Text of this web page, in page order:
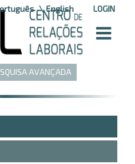
LOGIN
English
AVANÇADA